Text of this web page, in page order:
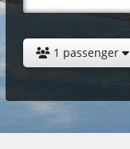
1 passenger